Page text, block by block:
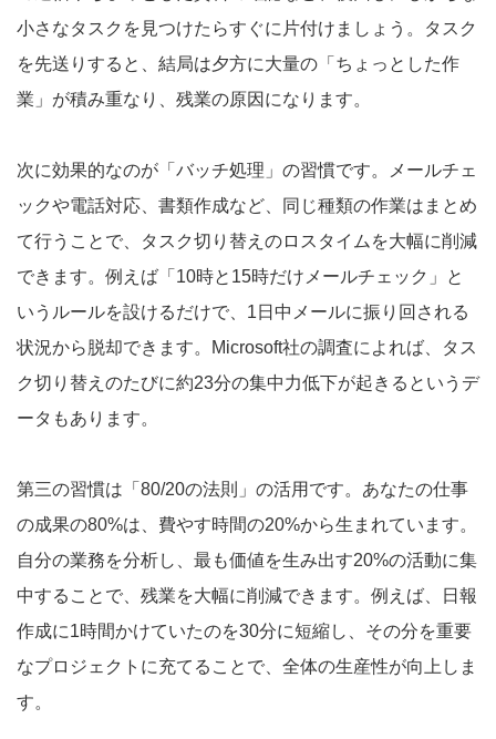
小さなタスクを見つけたらすぐに片付けましょう。タスク
を先送りすると、結局は夕方に大量の「ちょっとした作
業」が積み重なり、残業の原因になります。
次に効果的なのが「バッチ処理」の習慣です。メールチェ
ックや電話対応、書類作成など、同じ種類の作業はまとめ
て行うことで、タスク切り替えのロスタイムを大幅に削減
できます。例えば「10時と15時だけメールチェック」と
いうルールを設けるだけで、1日中メールに振り回される
状況から脱却できます。Microsoft社の調査によれば、タス
ク切り替えのたびに約23分の集中力低下が起きるというデ
ータもあります。
第三の習慣は「80/20の法則」の活用です。あなたの仕事
の成果の80%は、費やす時間の20%から生まれています。
自分の業務を分析し、最も価値を生み出す20%の活動に集
中することで、残業を大幅に削減できます。例えば、日報
作成に1時間かけていたのを30分に短縮し、その分を重要
なプロジェクトに充てることで、全体の生産性が向上しま
す。